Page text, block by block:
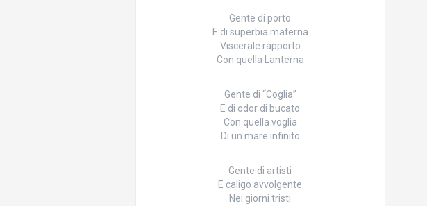
Gente di porto
E di superbia materna
Viscerale rapporto
Con quella Lanterna
Gente di “Coglia”
E di odor di bucato
Con quella voglia
Di un mare infinito
Gente di artisti
E caligo avvolgente
Nei giorni tristi